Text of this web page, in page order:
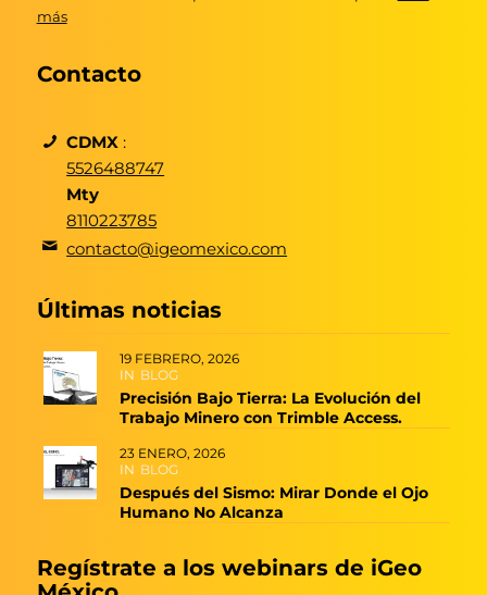
más
Contacto
CDMX :
5526488747
Mty
8110223785
contacto@igeomexico.com
Últimas noticias
19 FEBRERO, 2026
IN BLOG
Precisión Bajo Tierra: La Evolución del
Trabajo Minero con Trimble Access.
23 ENERO, 2026
IN BLOG
Después del Sismo: Mirar Donde el Ojo
Humano No Alcanza
Regístrate a los webinars de iGeo